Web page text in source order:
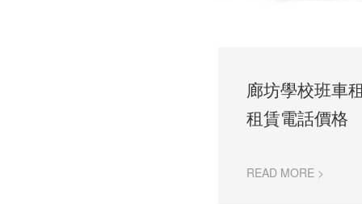
廊坊學校班車
租賃電話價格
READ MORE >